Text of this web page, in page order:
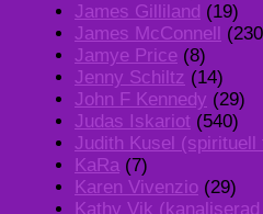
James Gilliland (19)
James McConnell
Jamye Price (8)
Jenny Schiltz (14)
John F Kennedy (29)
Judas Iskariot (540)
Judith Kusel (spirituell
KaRa (7)
Karen Vivenzio (29)
Kathy Vik